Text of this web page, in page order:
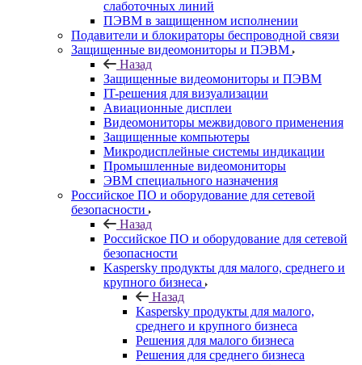
слаботочных линий
ПЭВМ в защищенном исполнении
Подавители и блокираторы беспроводной связи
Защищенные видеомониторы и ПЭВМ
Назад
Защищенные видеомониторы и ПЭВМ
IT-решения для визуализации
Авиационные дисплеи
Видеомониторы межвидового применения
Защищенные компьютеры
Микродисплейные системы индикации
Промышленные видеомониторы
ЭВМ специального назначения
Российское ПО и оборудование для сетевой
безопасности
Назад
Российское ПО и оборудование для сетевой
безопасности
Kaspersky продукты для малого, среднего и
крупного бизнеса
Назад
Kaspersky продукты для малого,
среднего и крупного бизнеса
Решения для малого бизнеса
Решения для среднего бизнеса